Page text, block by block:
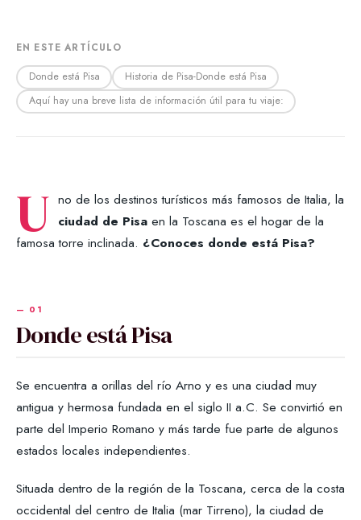
EN ESTE ARTÍCULO
Donde está Pisa
Historia de Pisa-Donde está Pisa
Aquí hay una breve lista de información útil para tu viaje:
U no de los destinos turísticos más famosos de Italia, la
ciudad de Pisa en la Toscana es el hogar de la
famosa torre inclinada. ¿Conoces donde está Pisa?
Donde está Pisa
Se encuentra a orillas del río Arno y es una ciudad muy
antigua y hermosa fundada en el siglo II a.C. Se convirtió en
parte del Imperio Romano y más tarde fue parte de algunos
estados locales independientes.
Situada dentro de la región de la Toscana, cerca de la costa
occidental del centro de Italia (mar Tirreno), la ciudad de